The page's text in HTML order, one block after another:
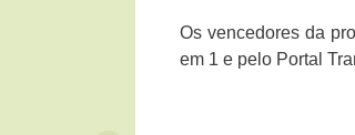
Os vencedores da
em 1 e pelo Portal